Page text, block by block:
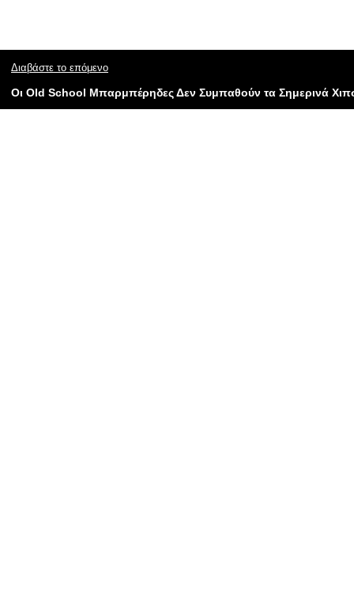
Διαβάστε το επόμενο
Οι Old School Μπαρμπέρηδες Δεν Συμπαθούν τα Σημερινά